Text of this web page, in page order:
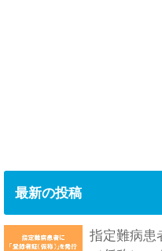
最新の投稿
指定難病患